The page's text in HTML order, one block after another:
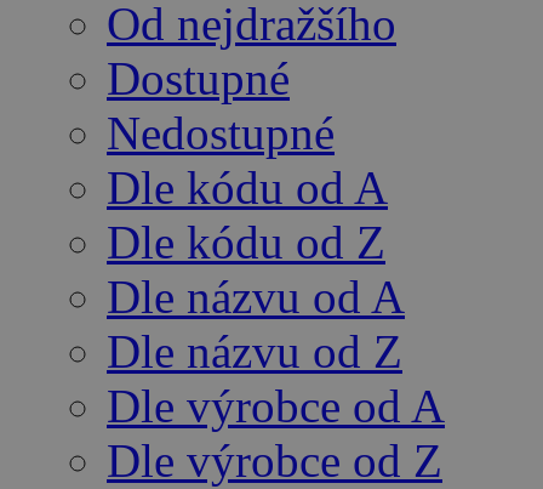
Od nejdražšího
Dostupné
Nedostupné
Dle kódu od A
Dle kódu od Z
Dle názvu od A
Dle názvu od Z
Dle výrobce od A
Dle výrobce od Z